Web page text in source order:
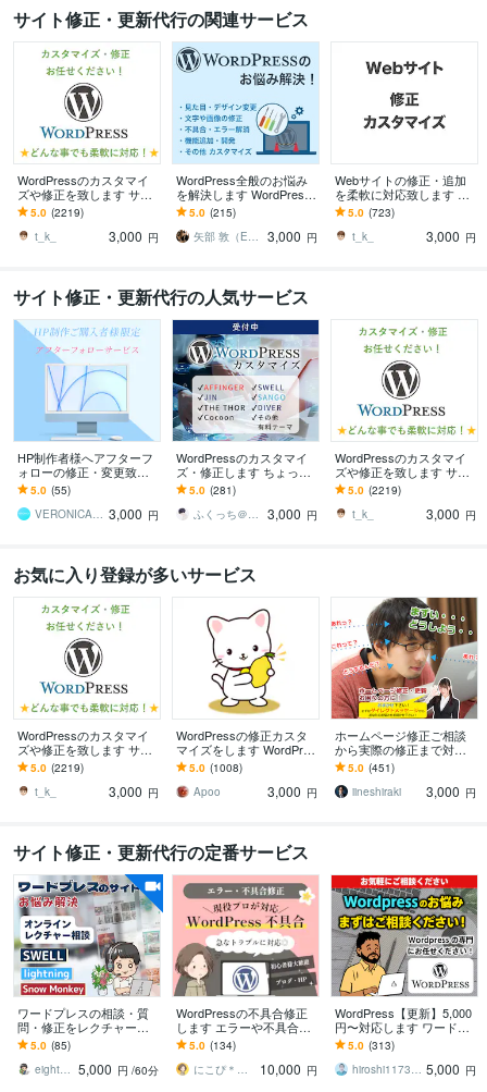
サイト修正・更新代行の関連サービス
WordPressのカスタマイ
ズや修正を致します サイ
トのカスタマイズ・レイ
アウト変更致します
5.0 (2219)
t_k_
3,000 円
WordPress全般のお悩み
を解決します WordPress
の修正、カスタマイズ、
問題解決などお任せ！
5.0 (215)
矢部 敦（Edel Hearts）
3,000 円
Webサイトの修正・追加
を柔軟に対応致します 静
的サイトや外部プラット
フォームなどの修正をお
手伝いします。
5.0 (723)
t_k_
3,000 円
サイト修正・更新代行の人気サービス
HP制作者様へアフターフ
ォローの修正・変更致し
ます ホームページの修
正・変更・追加等にご利
用ください。
5.0 (55)
VERONICA（ヴェロニカ） 3,000 円
WordPressのカスタマイ
ズ・修正します ちょっと
ここ修正して欲しい！な
ど。
5.0 (281)
ふくっち＠Coding（Design）
3,000 円
WordPressのカスタマイ
ズや修正を致します サイ
トのカスタマイズ・レイ
アウト変更致します
5.0 (2219)
t_k_
3,000 円
お気に入り登録が多いサービス
WordPressのカスタマイ
ズや修正を致します サイ
トのカスタマイズ・レイ
アウト変更致します
5.0 (2219)
t_k_
3,000 円
WordPressの修正カスタ
マイズをします WordPres
sのカスタマイズ・修正お
手伝い！
5.0 (1008)
Apoo
3,000 円
ホームページ修正ご相談
から実際の修正まで対応
します もう一人のスタッ
フとして活用！WordPres
sにも対応！
5.0 (451)
iineshiraki
3,000 円
サイト修正・更新代行の定番サービス
ワードプレスの相談・質
問・修正をレクチャーし
ます SWELL・Lightning・
Cocoonテーマ以外でも！
5.0 (85)
eight＋Design 5,000 円 /60分
WordPressの不具合修正
します エラーや不具合、
トラブルを解決します。
5.0 (134)
にこぴ＊Wordpress・WEB制作
10,000 円
WordPress【更新】5,000
円〜対応します ワードプ
レスの更新・修正・不具
合・カスタマイズ・SEO
5.0 (313)
hiroshi1173（Web解析士） 5,000 円